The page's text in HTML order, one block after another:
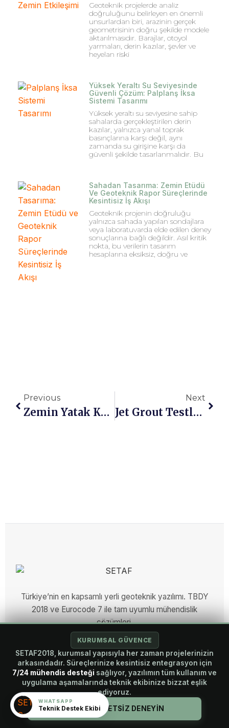
Geoteknik projelerde analiz
doğruluğunu belirleyen en önemli
unsurlardan biri, arazinin gerçek
geometrisinin doğru şekilde modele
aktarılmasıdır. Barajlar, otoyol
yarmaları, derin kazılar, şevler ve
heyelan riski
Yüksek Yeraltı Su Seviyesinde
Güvenli Çözüm: Palplanş İksa
Sistemi Tasarımı
Yüksek yeraltı su seviyesine sahip
sahalarda gerçekleştirilen derin
kazılar, yalnızca yanal toprak
basınçlarına karşı değil, aynı
zamanda su girişine karşı da
güvenli şekilde tasarlanmalıdır. Bu
Sahadan Tasarıma: Zemin Etüdü
Ve Geoteknik Rapor Süreçlerinde
Kesintisiz İş Akışı
Geoteknik projenin doğruluğu
yalnızca sahada yapılan sondajlara
veya laboratuvarda elde edilen deney
sonuçlarına bağlı değildir. Asıl kritik
nokta, bu verilerin tasarım
hesaplarına eksiksiz, doğru ve
Previous
Zemin Yatak Katsayısı Hesabı: Yöntemler, Formüller Ve Yazılımla Analiz
Next
Jet Grout Testleri Ve Kalite Kontrol Rehberi: Güvenli Zemin İyileştirme
Türkiye’nin en kapsamlı yerli geoteknik yazılımı. TBDY
2018 ve Eurocode 7 ile tam uyumlu mühendislik
çözümleri.
HIZLI ERIŞIM
Ana Sayfa
Biz Kimiz?
KURUMSAL GÜVENCE
SETAF2018, kurumsal yapısıyla her zaman projelerinizin
arkasındadır. Süreçlerinize kesintisiz entegrasyon için
7/24 mühendis desteği sağlıyor, yazılımın tüm kullanım ve
uygulama aşamalarında teknik ekibinize bizzat eşlik
ediyoruz.
HEMEN ÜCRETSİZ DENEYİN
WHATSAPP
Teknik Destek Ekibi